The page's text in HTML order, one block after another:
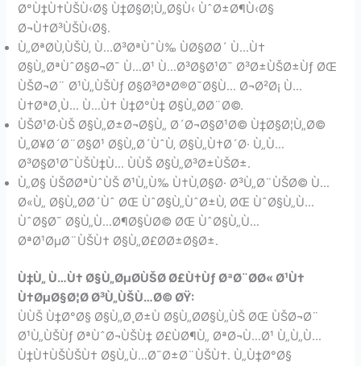
Ø°Ù‡Ù†ÙŠÙ‹Ø§ Ù‡Ø§Ø¦Ù„Ø§Ù‹ ÙˆØ±Ø¶Ù‹Ø§
Ø¬Ù†Ø³ÙŠÙ‹Ø§.
Ù„ØªØ­Ù‚ÙŠÙ‚ Ù…Ø³ØªÙˆÙ‰ ÙØ§Ø­Ø´ Ù…Ù†
Ø§Ù„ØªÙˆØ§Ø¬Ø¯ Ù…Ø¹ Ù…Ø³Ø§Ø¹Ø¯ Ø³Ø±ÙŠØ±Ùƒ ØŒ
ÙŠØ¬Ø¨ Ø¹Ù„ÙŠÙƒ Ø§Ø³ØªØ®Ø¯Ø§Ù… Ø¬Ø²Ø¡ Ù…
Ù†ØªØ¸Ù… Ù…Ù† Ù‡Ø°Ù‡ Ø§Ù„Ø­Ø¨Ø©.
ÙŠØ¹Ø·ÙŠ Ø§Ù„Ø±Ø¬Ø§Ù„ Ø´Ø¬Ø§Ø¹Ø© Ù‡Ø§Ø¦Ù„Ø©
Ù„Ø¥Ø´Ø¨Ø§Ø¹ Ø§Ù„Ø´ÙˆÙ‚ Ø§Ù„Ù†Ø´Ø· Ù„Ù…
Ø³Ø§Ø¹Ø¯ÙŠÙ‡Ù… ÙÙŠ Ø§Ù„Ø³Ø±ÙŠØ±.
Ù„Ø§ ÙŠØ­ØªÙˆÙŠ Ø¹Ù„Ù‰ Ù†Ù‚Ø§Ø· Ø³Ù„Ø¨ÙŠØ© Ù…
Ø«Ù„ Ø§Ù„Ø­Ø´Ùˆ ØŒ ÙˆØ§Ù„ÙˆØ±Ù‚ ØŒ ÙˆØ§Ù„Ù…
ÙˆØ§Ø¯ Ø§Ù„Ù…Ø¶Ø§ÙØ© ØŒ ÙˆØ§Ù„Ù…
ØªØ¹ØµØ¨ÙŠÙ† Ø§Ù„Ø£Ø­Ø±Ø§Ø±.
Ù‡Ù„ Ù…Ù† Ø§Ù„ØµØ­ÙŠØ­ Ø£Ù†Ùƒ ØªØ¨Ø­Ø« Ø¹Ù†
Ù†ØµØ§Ø¦Ø­ Ø³Ù„ÙŠÙ…Ø© ØŸ:
ÙÙŠ Ù‡Ø°Ø§ Ø§Ù„Ø¸Ø±Ù Ø§Ù„Ø­Ø§Ù„ÙŠ ØŒ ÙŠØ¬Ø¨
Ø¹Ù„ÙŠÙƒ ØªÙˆØ¬ÙŠÙ‡ Ø£ÙØ¶Ù„ ØªØ¬Ù…Ø¹ Ù„Ù„Ù…
Ù‡Ù†ÙŠÙŠÙ† Ø§Ù„Ù…Ø¯Ø±Ø¨ÙŠÙ†. Ù„Ù‡Ø°Ø§